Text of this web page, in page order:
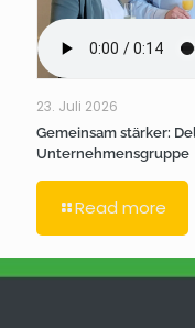
23. Juli 2026
Gemeinsam stärker:
Unternehmensgruppe
Read more